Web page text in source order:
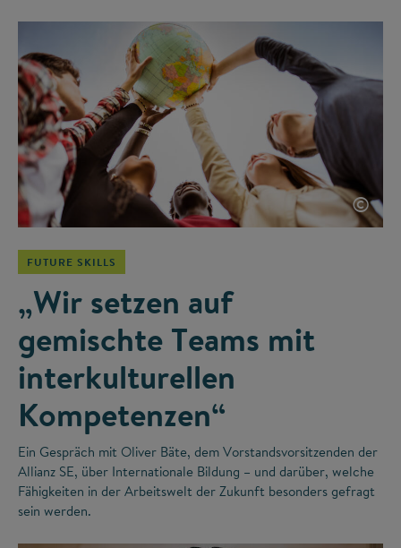
©
FUTURE SKILLS
„Wir setzen auf
gemischte Teams mit
interkulturellen
Kompetenzen“
Ein Gespräch mit Oliver Bäte, dem Vorstandsvorsitzenden der
Allianz SE, über Internationale Bildung – und darüber, welche
Fähigkeiten in der Arbeitswelt der Zukunft besonders gefragt
sein werden.